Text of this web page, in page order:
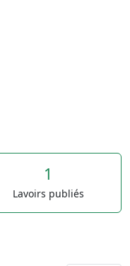
1
Lavoirs publiés